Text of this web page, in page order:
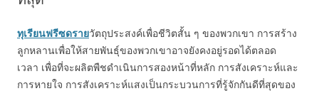
ทุเรียนฟรีซดรายวัตถุประสงค์เพื่อชีวิตสั้น ๆ ของพวกเขา การสร้าง
ลูกหลานเพื่อให้สายพันธุ์ของพวกเขาอาจยังคงอยู่รอดได้ตลอด
เวลา เพื่อที่จะผลิตพืชดำเนินการสองหน้าที่หลัก การสังเคราะห์และ
การหายใจ การสังเคราะห์แสงเป็นกระบวนการที่รู้จักกันดีที่สุดของ